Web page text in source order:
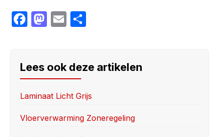
F
e
b
o
o
M
o
d
o
n
E
e
Lees ook deze artikelen
Laminaat Licht Grijs
Vloerverwarming Zoneregeling